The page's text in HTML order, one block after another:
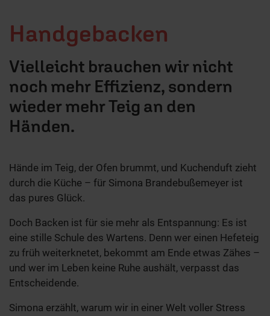
Handgebacken
Vielleicht brauchen wir nicht
noch mehr Effizienz, sondern
wieder mehr Teig an den
Händen.
Hände im Teig, der Ofen brummt, und Kuchenduft zieht
durch die Küche – für Simona Brandebußemeyer ist
das pures Glück.
Doch Backen ist für sie mehr als Entspannung: Es ist
eine stille Schule des Wartens. Denn wer einen Hefeteig
zu früh weiterknetet, bekommt am Ende etwas Zähes –
und wer im Leben keine Ruhe aushält, verpasst das
Entscheidende.
Simona erzählt, warum wir in einer Welt voller Stress